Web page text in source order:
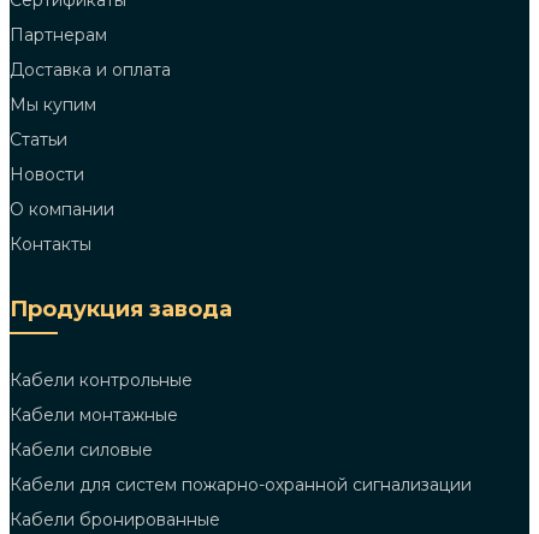
Партнерам
Доставка и оплата
Мы купим
Статьи
Новости
О компании
Контакты
Продукция завода
Кабели контрольные
Кабели монтажные
Кабели силовые
Кабели для систем пожарно-охранной сигнализации
Кабели бронированные